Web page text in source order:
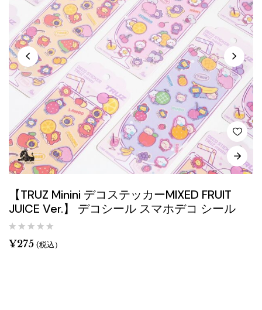
【TRUZ Minini デコステッカーMIXED FRUIT
JUICE Ver.】 デコシール スマホデコ シール
¥275 (税込）